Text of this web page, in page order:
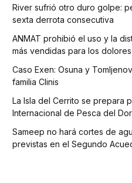
River sufrió otro duro golpe:
sexta derrota consecutiva
ANMAT prohibió el uso y la
más vendidas para los
Caso Exen: Osuna y
familia Clinis
La Isla del Cerrito se prepara
Internacional de Pesca del
Sameep no hará cortes de
previstas en el Segundo